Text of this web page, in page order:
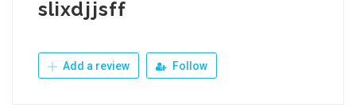
slixdjjsff
Add a review Follow